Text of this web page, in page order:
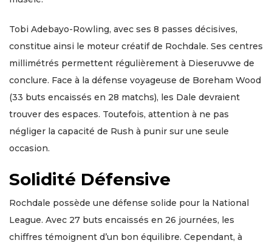
Tobi Adebayo-Rowling, avec ses 8 passes décisives,
constitue ainsi le moteur créatif de Rochdale. Ses centres
millimétrés permettent régulièrement à Dieseruvwe de
conclure. Face à la défense voyageuse de Boreham Wood
(33 buts encaissés en 28 matchs), les Dale devraient
trouver des espaces. Toutefois, attention à ne pas
négliger la capacité de Rush à punir sur une seule
occasion.
Solidité Défensive
Rochdale possède une défense solide pour la National
League. Avec 27 buts encaissés en 26 journées, les
chiffres témoignent d’un bon équilibre. Cependant, à